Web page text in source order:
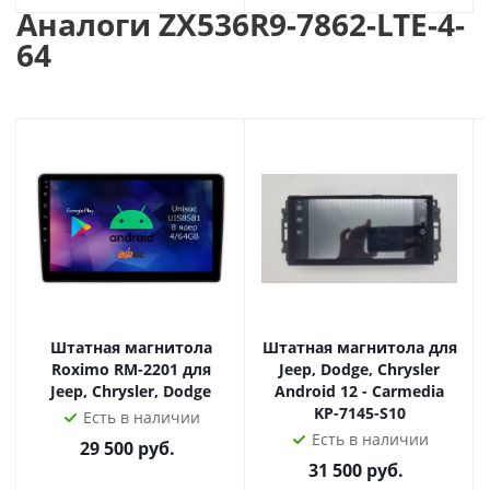
дают возможность использовать пробки в Навигаторе,
загружать любые приложения из Play Market, смотреть
онлайн-ТВ и Youtube, использовать социальные сети
Яндекс.Навигатор, по многим мнениям, лучшая
навигация с пробками для больших городов.
Поддержка голосового ввода адреса, используя
виртуального помощника Алиса (разработка Яндекса).
Просмотр фильмов и клипов в любых форматах, в том
числе и онлайн. Можно смотреть фильмы с USB-
накопителя, с интернета, с карты памяти
видеорегистратора.
Аналоги ZX536R9-7862-LTE-4-
64
Штатная магнитола
Roximo RM-2201 для
Jeep, Chrysler, Dodge
Есть в наличии
29 500руб.
Штатная магнитола для
Jeep, Dodge, Chrysler
Android 12 - Carmedia
KP-7145-S10
Есть в наличии
31 500руб.